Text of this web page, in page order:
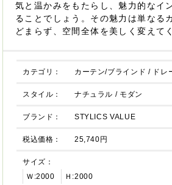
気と温かみをもたらし、魅力的なイ
ることでしょう。その魅力は単なる
どまらず、空間全体を美しく変えて
カテゴリ： カーテン/ブラインド / ドレ
スタイル： ナチュラル / モダン
ブランド： STYLICS VALUE
税込価格： 25,740円
サイズ：
Ｗ:2000
Ｈ:2000